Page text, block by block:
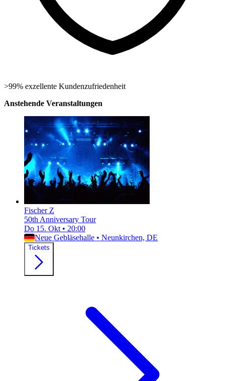
>99% exzellente Kundenzufriedenheit
Anstehende Veranstaltungen
Fischer Z
50th Anniversary Tour
Do 15. Okt • 20:00
Neue Gebläsehalle • Neunkirchen, DE
Tickets